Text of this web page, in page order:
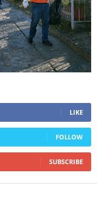
LIKE
FOLLOW
SUBSCRIBE